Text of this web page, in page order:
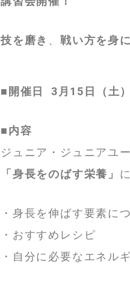
技を磨き 、戦い方を身
■開催日 3月15 日（土
■内容
ジュニア・ジュニアユ
「身長をのばす栄養」
・身長を伸ばす要素に
・おすすめレシピ
・自分に必要なエネル